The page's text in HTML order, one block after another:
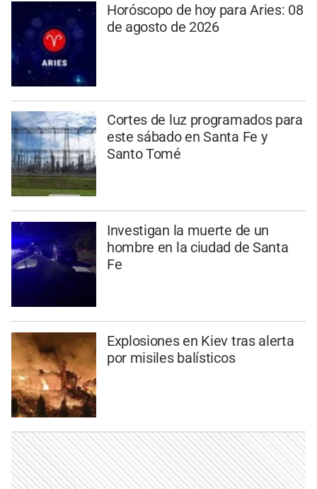
Horóscopo de hoy para Aries: 08
de agosto de 2026
Cortes de luz programados para
este sábado en Santa Fe y
Santo Tomé
Investigan la muerte de un
hombre en la ciudad de Santa
Fe
Explosiones en Kiev tras alerta
por misiles balísticos